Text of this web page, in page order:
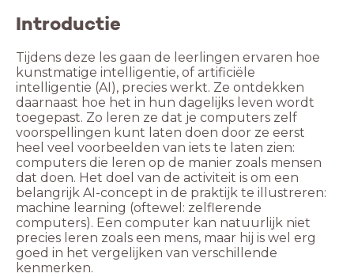
Introductie
Tijdens deze les gaan de leerlingen ervaren hoe
kunstmatige intelligentie, of artificiële
intelligentie (AI), precies werkt. Ze ontdekken
daarnaast hoe het in hun dagelijks leven wordt
toegepast. Zo leren ze dat je computers zelf
voorspellingen kunt laten doen door ze eerst
heel veel voorbeelden van iets te laten zien:
computers die leren op de manier zoals mensen
dat doen. Het doel van de activiteit is om een
belangrijk AI-concept in de praktijk te illustreren:
machine learning (oftewel: zelflerende
computers). Een computer kan natuurlijk niet
precies leren zoals een mens, maar hij is wel erg
goed in het vergelijken van verschillende
kenmerken.